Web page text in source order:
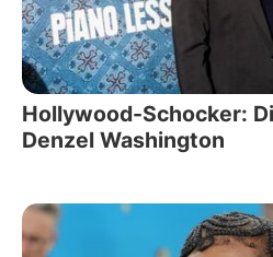
Hollywood-Schocker:
Denzel Washington